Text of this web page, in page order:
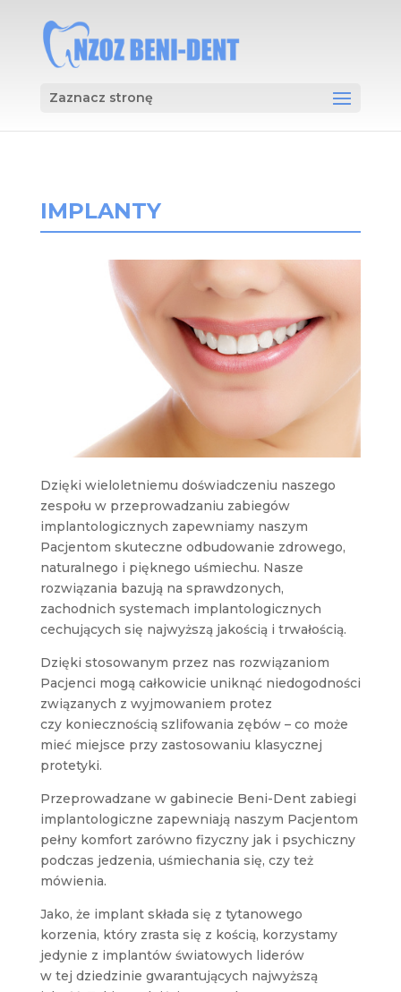
Zaznacz stronę
IMPLANTY
Dzięki wieloletniemu doświadczeniu naszego
zespołu w przeprowadzaniu zabiegów
implantologicznych zapewniamy naszym
Pacjentom skuteczne odbudowanie zdrowego,
naturalnego i pięknego uśmiechu. Nasze
rozwiązania bazują na sprawdzonych,
zachodnich systemach implantologicznych
cechujących się najwyższą jakością i trwałością.
Dzięki stosowanym przez nas rozwiązaniom
Pacjenci mogą całkowicie uniknąć niedogodności
związanych z wyjmowaniem protez
czy koniecznością szlifowania zębów – co może
mieć miejsce przy zastosowaniu klasycznej
protetyki.
Przeprowadzane w gabinecie Beni-Dent zabiegi
implantologiczne zapewniają naszym Pacjentom
pełny komfort zarówno fizyczny jak i psychiczny
podczas jedzenia, uśmiechania się, czy też
mówienia.
Jako, że implant składa się z tytanowego
korzenia, który zrasta się z kością, korzystamy
jedynie z implantów światowych liderów
w tej dziedzinie gwarantujących najwyższą